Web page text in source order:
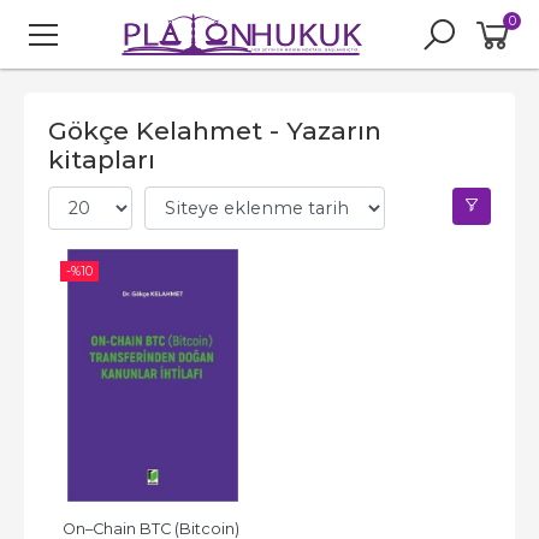
0
Gökçe Kelahmet - Yazarın
kitapları
-%10
On–Chain BTC (Bitcoin)